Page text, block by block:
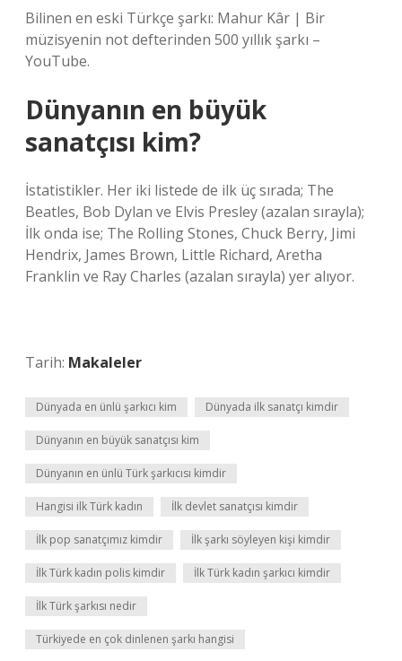
Bilinen en eski Türkçe şarkı: Mahur Kâr | Bir
müzisyenin not defterinden 500 yıllık şarkı –
YouTube.
Dünyanın en büyük
sanatçısı kim?
İstatistikler. Her iki listede de ilk üç sırada; The
Beatles, Bob Dylan ve Elvis Presley (azalan sırayla);
İlk onda ise; The Rolling Stones, Chuck Berry, Jimi
Hendrix, James Brown, Little Richard, Aretha
Franklin ve Ray Charles (azalan sırayla) yer alıyor.
Tarih: Makaleler
Dünyada en ünlü şarkıcı kim Dünyada ilk sanatçı kimdir
Dünyanın en büyük sanatçısı kim
Dünyanın en ünlü Türk şarkıcısı kimdir
Hangisi ilk Türk kadın İlk devlet sanatçısı kimdir
İlk pop sanatçımız kimdir İlk şarkı söyleyen kişi kimdir
İlk Türk kadın polis kimdir İlk Türk kadın şarkıcı kimdir
İlk Türk şarkısı nedir
Türkiyede en çok dinlenen şarkı hangisi